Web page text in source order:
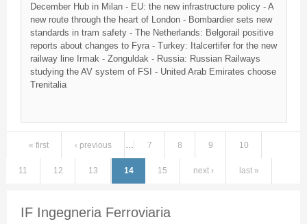
December Hub in Milan - EU: the new infrastructure policy - A
new route through the heart of London - Bombardier sets new
standards in tram safety - The Netherlands: Belgorail positive
reports about changes to Fyra- Turkey: Italcertiferfor the new
railway line Irmak - Zonguldak - Russia: Russian Railways
studying the AV system of FSI - United Arab Emirates choose
Trenitalia
Pages
« first ‹ previous 7 8 9 10
11 12 13 14 15 next › last »
IF Ingegneria Ferroviaria